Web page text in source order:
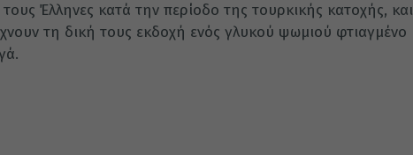
Έλληνες κατά την περίοδο της τουρκικής κατοχής, και
τη δική τους εκδοχή ενός γλυκού ψωμιού φτιαγμένο